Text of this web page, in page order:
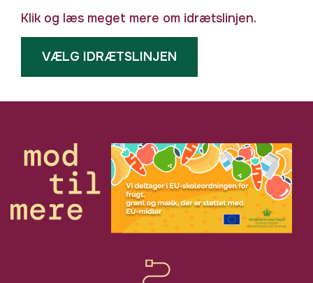
Klik og læs meget mere om idrætslinjen.
VÆLG IDRÆTSLINJEN